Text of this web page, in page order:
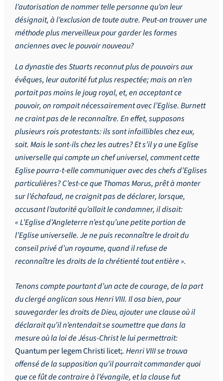
l’autorisation de nommer telle personne qu’on leur
désignait, à l’exclusion de toute autre. Peut-on trouver une
méthode plus merveilleux pour garder les formes
anciennes avec le pouvoir nouveau?
La dynastie des Stuarts reconnut plus de pouvoirs aux
évêques, leur autorité fut plus respectée; mais on n’en
portait pas moins le joug royal, et, en acceptant ce
pouvoir, on rompait nécessairement avec l’Eglise. Burnett
ne craint pas de le reconnaître. En effet, supposons
plusieurs rois protestants: ils sont infaillibles chez eux,
soit. Mais le sont-ils chez les autres? Et s’il y a une Eglise
universelle qui compte un chef universel, comment cette
Eglise pourra-t-elle communiquer avec des chefs d’Eglises
particulières? C’est-ce que Thomas Morus, prêt à monter
sur l’échafaud, ne craignit pas de déclarer, lorsque,
accusant l’autorité qu’allait le condamner, il disait:
« L’Eglise d’Angleterre n’est qu’une petite portion de
l’Eglise universelle. Je ne puis reconnaître le droit du
conseil privé d’un royaume, quand il refuse de
reconnaître les droits de la chrétienté tout entière ».
Tenons compte pourtant d’un acte de courage, de la part
du clergé anglican sous Henri VIII. Il osa bien, pour
sauvegarder les droits de Dieu, ajouter une clause où il
déclarait qu’il n’entendait se soumettre que dans la
mesure où la loi de Jésus-Christ le lui permettrait:
Quantum per legem Christi licet;. Henri VIII se trouva
offensé de la supposition qu’il pourrait commander quoi
que ce fût de contraire à l’évangile, et la clause fut